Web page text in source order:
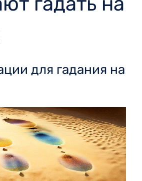
для гадания на